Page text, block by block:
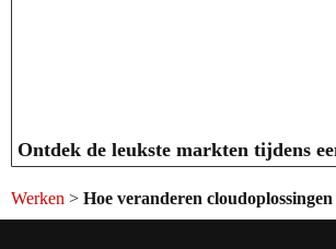
Ontdek de leukste markten tijdens
Werken > Hoe veranderen